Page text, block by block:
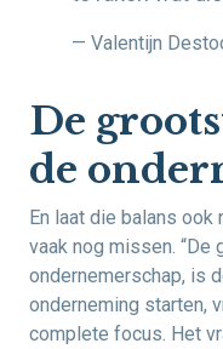
— Valentijn
De
de
En laat die balans
vaak nog missen. “De
ondernemerschap, is
onderneming starten,
complete focus. Het